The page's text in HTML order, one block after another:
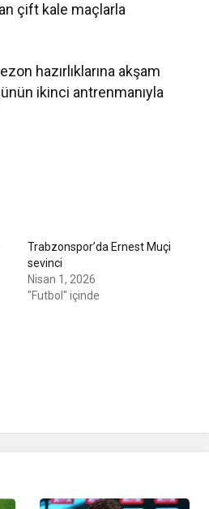
çift kale maçlarla
hazırlıklarına akşam
ikinci antrenmanıyla
Trabzonspor’da Ernest Muçi
sevinci
Nisan 1, 2026
"Futbol" içinde